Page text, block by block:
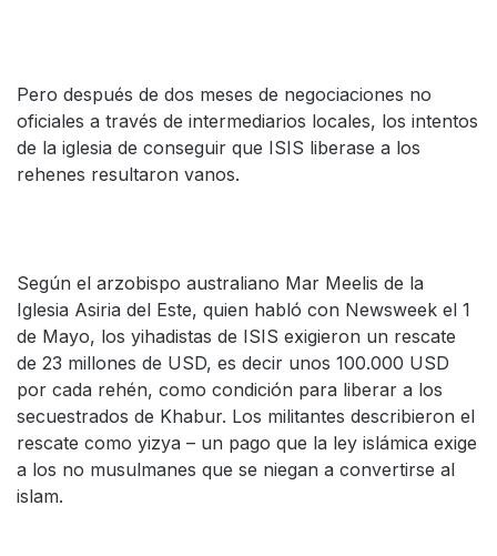
Pero después de dos meses de negociaciones no
oficiales a través de intermediarios locales, los intentos
de la iglesia de conseguir que ISIS liberase a los
rehenes resultaron vanos.
Según el arzobispo australiano Mar Meelis de la
Iglesia Asiria del Este, quien habló con Newsweek el 1
de Mayo, los yihadistas de ISIS exigieron un rescate
de 23 millones de USD, es decir unos 100.000 USD
por cada rehén, como condición para liberar a los
secuestrados de Khabur. Los militantes describieron el
rescate como yizya – un pago que la ley islámica exige
a los no musulmanes que se niegan a convertirse al
islam.